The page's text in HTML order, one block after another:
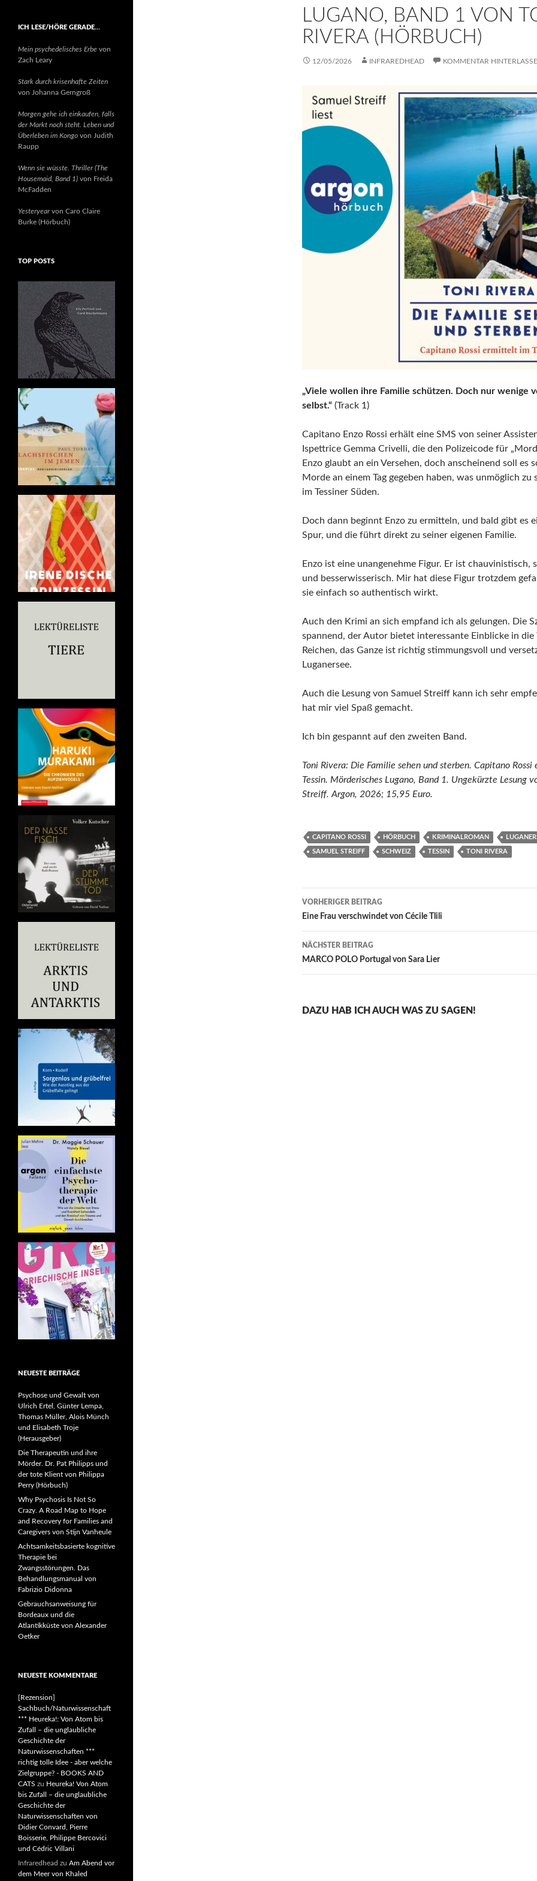
LUGANO, BAND 1 VON
RIVERA (HÖRBUCH)
12/05/2026 INFRAREDHEAD KOMMENTAR
„Viele wollen ihre Familie schützen. Doch nur wenige
selbst.“ (Track 1)
Capitano Enzo Rossi erhält eine SMS von seiner
Ispettrice Gemma Crivelli, die den Polizeicode für
Enzo glaubt an ein Versehen, doch anscheinend soll es
Morde an einem Tag gegeben haben, was unmöglich zu
im Tessiner Süden.
Doch dann beginnt Enzo zu ermitteln, und bald gibt es
Spur, und die führt direkt zu seiner eigenen Familie.
Enzo ist eine unangenehme Figur. Er ist chauvinistisch,
und besserwisserisch. Mir hat diese Figur trotzdem
sie einfach so authentisch wirkt.
Auch den Krimi an sich empfand ich als gelungen. Die
spannend, der Autor bietet interessante Einblicke in
Reichen, das Ganze ist richtig stimmungsvoll und
Luganersee.
Auch die Lesung von Samuel Streiff kann ich sehr
hat mir viel Spaß gemacht.
Ich bin gespannt auf den zweiten Band.
Toni Rivera: Die Familie sehen und sterben. Capitano
Tessin. Mörderisches Lugano, Band 1. Ungekürzte Lesung
Streiff. Argon, 2026; 15,95 Euro.
CAPITANO ROSSI HÖRBUCH KRIMINALROMAN
SAMUEL STREIFF SCHWEIZ TESSIN TONI RIVERA
Beitragsnavigation
VORHERIGER BEITRAG
Eine Frau verschwindet von Cécile Tlili
NÄCHSTER BEITRAG
MARCO POLO Portugal von Sara Lier
DAZU HAB ICH AUCH WAS ZU SAGEN!
ICH LESE/HÖRE GERADE…
Mein psychedelisches Erbe von
Zach Leary
Stark durch krisenhafte Zeiten
von Johanna Gerngroß
Morgen gehe ich einkaufen, falls
der Markt noch steht. Leben und
Überleben im Kongo von Judith
Raupp
Wenn sie wüsste. Thriller (The
Housemaid, Band 1) von Freida
McFadden
Yesteryearvon Caro Claire
Burke (Hörbuch)
TOP POSTS
NEUESTE BEITRÄGE
Psychose und Gewalt von
Ulrich Ertel, Günter Lempa,
Thomas Müller, Alois Münch
und Elisabeth Troje
(Herausgeber)
Die Therapeutin und ihre
Mörder. Dr. Pat Philipps und
der tote Klient von Philippa
Perry (Hörbuch)
Why Psychosis Is Not So
Crazy. A Road Map to Hope
and Recovery for Families and
Caregivers von Stijn Vanheule
Achtsamkeitsbasierte kognitive
Therapie bei
Zwangsstörungen. Das
Behandlungsmanual von
Fabrizio Didonna
Gebrauchsanweisung für
Bordeaux und die
Atlantikküste von Alexander
Oetker
NEUESTE KOMMENTARE
[Rezension]
Sachbuch/Naturwissenschaft
*** Heureka!: Von Atom bis
Zufall – die unglaubliche
Geschichte der
Naturwissenschaften ***
richtig tolle Idee - aber welche
Zielgruppe? - BOOKS AND
CATS zu Heureka! Von Atom
bis Zufall – die unglaubliche
Geschichte der
Naturwissenschaften von
Didier Convard, Pierre
Boisserie, Philippe Bercovici
und Cédric Villani
Infraredhead zu Am Abend vor
dem Meer von Khaled